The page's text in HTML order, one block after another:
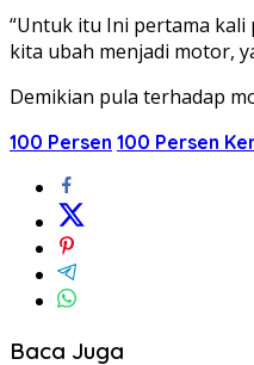
“Untuk itu Ini pertama
kita ubah menjadi motor,
Demikian pula terhadap
100 Persen 100 Persen
Baca Juga